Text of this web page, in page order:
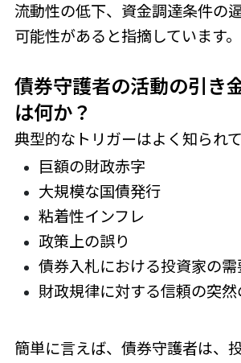
流動性の低下、資金調達条件の
可能性があると指摘しています。
債券守護者の活動の引き
は何か？
典型的なトリガーはよく知られて
巨額の財政赤字
大規模な国債発行
粘着性インフレ
政策上の誤り
債券入札における投資家の需
財政規律に対する信頼の突然
簡単に言えば、債券守護者は、